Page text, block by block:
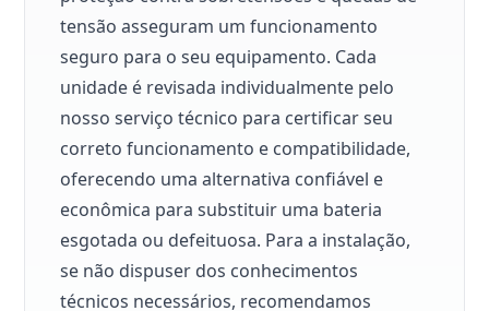
tensão asseguram um funcionamento
seguro para o seu equipamento. Cada
unidade é revisada individualmente pelo
nosso serviço técnico para certificar seu
correto funcionamento e compatibilidade,
oferecendo uma alternativa confiável e
econômica para substituir uma bateria
esgotada ou defeituosa. Para a instalação,
se não dispuser dos conhecimentos
técnicos necessários, recomendamos